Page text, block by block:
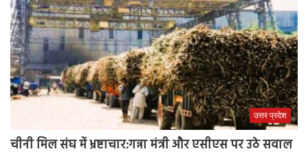
उत्तर प्रदेश
चीनी मिल संघ में भ्रष्टाचार:गन्ना मंत्री और एसीएस पर उठे सवाल